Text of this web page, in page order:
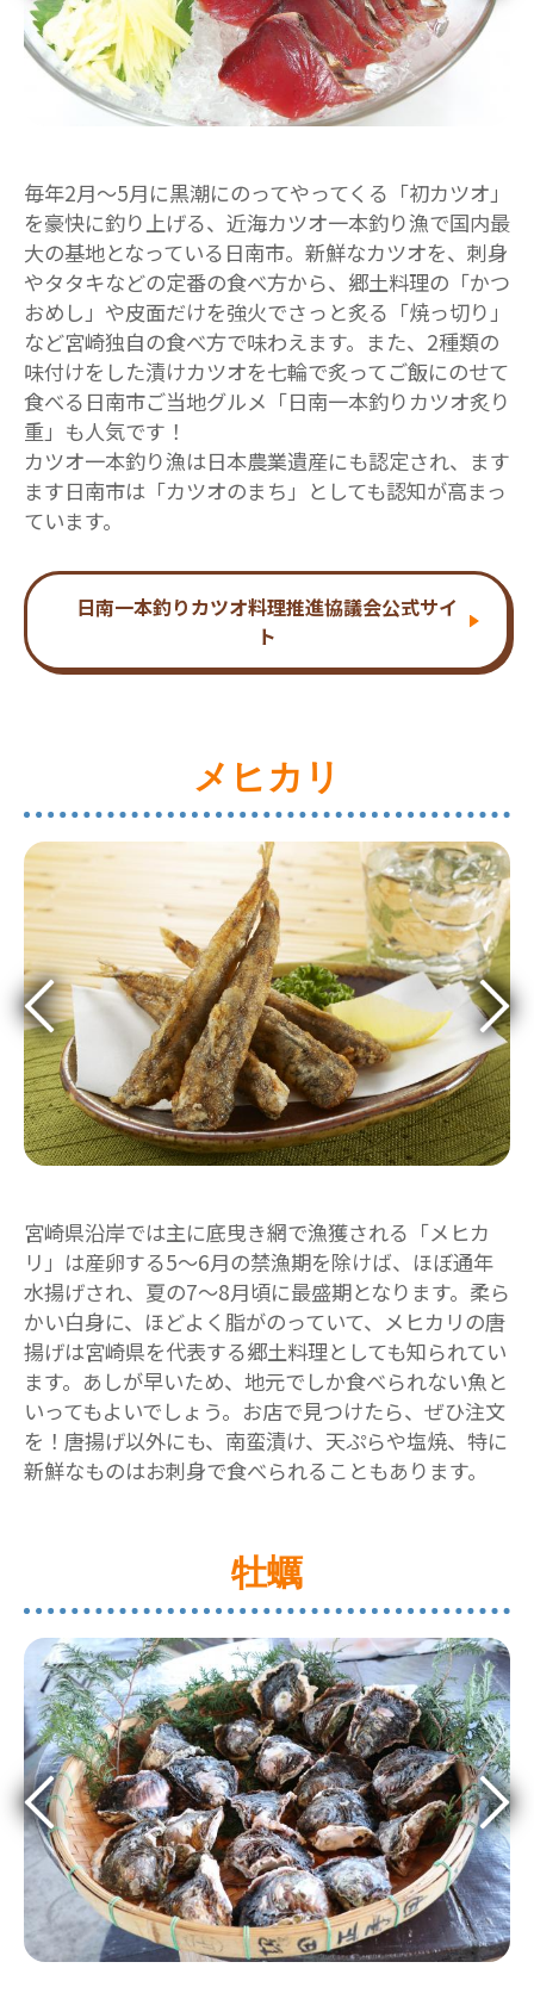
毎年2月～5月に黒潮にのってやってくる「初カツオ」
を豪快に釣り上げる、近海カツオ一本釣り漁で国内最
大の基地となっている日南市。新鮮なカツオを、刺身
やタタキなどの定番の食べ方から、郷土料理の「かつ
おめし」や皮面だけを強火でさっと炙る「焼っ切り」
など宮崎独自の食べ方で味わえます。また、2種類の
味付けをした漬けカツオを七輪で炙ってご飯にのせて
食べる日南市ご当地グルメ「日南一本釣りカツオ炙り
重」も人気です！
カツオ一本釣り漁は日本農業遺産にも認定され、ます
ます日南市は「カツオのまち」としても認知が高まっ
ています。
日南一本釣りカツオ料理推進協議会公式サイ
ト
メヒカリ
宮崎県沿岸では主に底曳き網で漁獲される「メヒカ
リ」は産卵する5～6月の禁漁期を除けば、ほぼ通年
水揚げされ、夏の7～8月頃に最盛期となります。柔ら
かい白身に、ほどよく脂がのっていて、メヒカリの唐
揚げは宮崎県を代表する郷土料理としても知られてい
ます。あしが早いため、地元でしか食べられない魚と
いってもよいでしょう。お店で見つけたら、ぜひ注文
を！唐揚げ以外にも、南蛮漬け、天ぷらや塩焼、特に
新鮮なものはお刺身で食べられることもあります。
牡蠣